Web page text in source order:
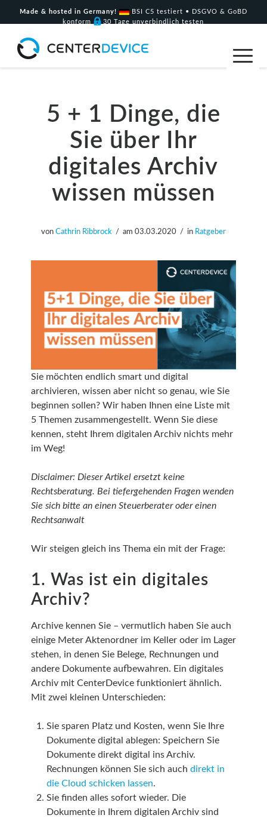
Made & hosted in Germany!
BSI C5 testiert • DSGVO & GoBD
konform
30 Tage unverbindlich testen
5 + 1 Dinge, die
Sie über Ihr
digitales Archiv
wissen müssen
vonCathrin Ribbrock am 03.03.2020 in Ratgeber
Sie möchten endlich smart und digital
archivieren, wissen aber nicht so genau, wie Sie
beginnen sollen? Wir haben Ihnen eine Liste mit
5 Themen zusammengestellt. Wenn Sie diese
kennen, steht Ihrem digitalen Archiv nichts mehr
im Weg!
Disclaimer: Dieser Artikel ersetzt keine
Rechtsberatung. Bei tiefergehenden Fragen wenden
Sie sich bitte an einen Steuerberater oder einen
Rechtsanwalt
Wir steigen gleich ins Thema ein mit der Frage:
1. Was ist ein digitales
Archiv?
Archive kennen Sie – vermutlich haben Sie auch
einige Meter Aktenordner im Keller oder im Lager
stehen, in denen Sie Belege, Rechnungen und
andere Dokumente aufbewahren. Ein digitales
Archiv mit CenterDevice funktioniert ähnlich.
Mit zwei kleinen Unterschieden:
Sie sparen Platz und Kosten, wenn Sie Ihre
Dokumente digital ablegen: Speichern Sie
Dokumente direkt digital ins Archiv.
Rechnungen können Sie sich auchdirekt in
die Cloud schicken lassen.
Sie finden alles sofort wieder. Die
Dokumente in Ihrem digitalen Archiv sind